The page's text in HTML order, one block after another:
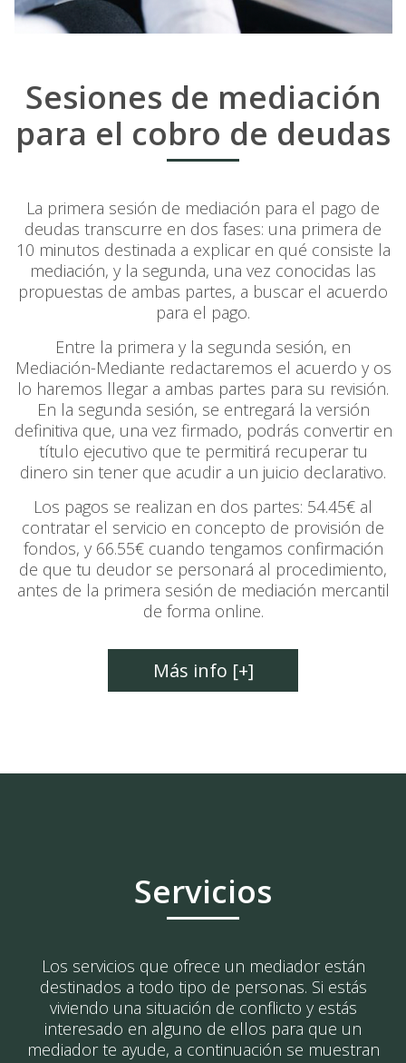
Sesiones de mediación
para el cobro de deudas
La primera sesión de mediación para el pago de
deudas transcurre en dos fases: una primera de
10 minutos destinada a explicar en qué consiste la
mediación, y la segunda, una vez conocidas las
propuestas de ambas partes, a buscar el acuerdo
para el pago.
Entre la primera y la segunda sesión, en
Mediación-Mediante redactaremos el acuerdo y os
lo haremos llegar a ambas partes para su revisión.
En la segunda sesión, se entregará la versión
definitiva que, una vez firmado, podrás convertir en
título ejecutivo que te permitirá recuperar tu
dinero sin tener que acudir a un juicio declarativo.
Los pagos se realizan en dos partes: 54.45€ al
contratar el servicio en concepto de provisión de
fondos, y 66.55€ cuando tengamos confirmación
de que tu deudor se personará al procedimiento,
antes de la primera sesión de mediación mercantil
de forma online.
Más info [+]
Servicios
Los servicios que ofrece un mediador están
destinados a todo tipo de personas. Si estás
viviendo una situación de conflicto y estás
interesado en alguno de ellos para que un
mediador te ayude, a continuación se muestran